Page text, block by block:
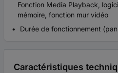
Fonction Media Playback,
mémoire, fonction mur vidéo
Durée de fonctionnement
Caractéristiques